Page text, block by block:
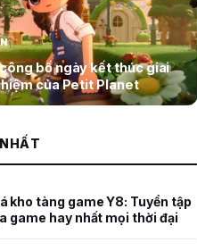
bố ngày kết thúc giai
của Petit Planet
kho tàng game Y8: Tuyển tập
game hay nhất mọi thời đại